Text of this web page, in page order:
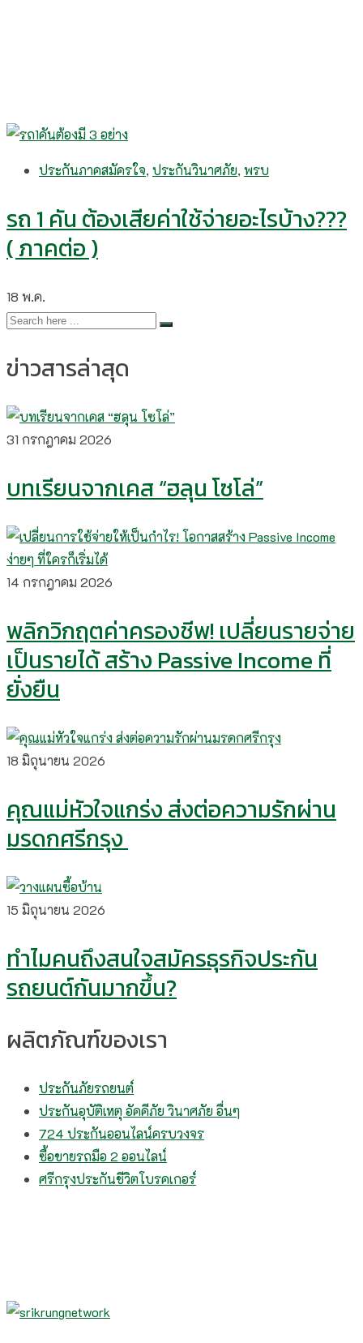
ประกันภาคสมัครใจ, ประกันวินาศภัย, พรบ
รถ 1 คัน ต้องเสียค่าใช้จ่ายอะไรบ้าง???
( ภาคต่อ )
18 พ.ค.
ข่าวสารล่าสุด
31 กรกฎาคม 2026
บทเรียนจากเคส “ฮลุน โซโล่”
14 กรกฎาคม 2026
พลิกวิกฤตค่าครองชีพ! เปลี่ยนรายจ่าย
เป็นรายได้ สร้าง Passive Income ที่
ยั่งยืน
18 มิถุนายน 2026
คุณแม่หัวใจแกร่ง ส่งต่อความรักผ่าน
มรดกศรีกรุง
15 มิถุนายน 2026
ทำไมคนถึงสนใจสมัครธุรกิจประกัน
รถยนต์กันมากขึ้น?
ผลิตภัณฑ์ของเรา
ประกันภัยรถยนต์
ประกันอุบัติเหตุ อัคคีภัย วินาศภัย อื่นๆ
724 ประกันออนไลน์ครบวงจร
ซื้อขายรถมือ 2 ออนไลน์
ศรีกรุงประกันชีวิตโบรคเกอร์